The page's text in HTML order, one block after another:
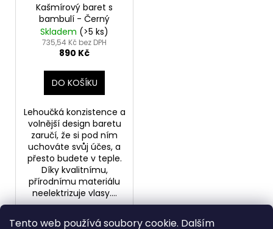
Tento web používá soubory cookie. Dalším
Kašmírový baret s
bambulí - Černý
Skladem (>5 ks)
735,54 Kč bez DPH
890 Kč
DO KOŠÍKU
Lehoučká konzistence a
volnější design baretu
zaručí, že si pod ním
uchováte svůj účes, a
přesto budete v teple.
Díky kvalitnímu,
přírodnímu materiálu
neelektrizuje vlasy....